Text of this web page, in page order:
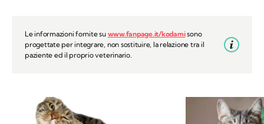
Le informazioni fornite su www.fanpage.it/kodamisono
progettate per integrare, non sostituire, la relazione tra il
paziente ed il proprio veterinario.